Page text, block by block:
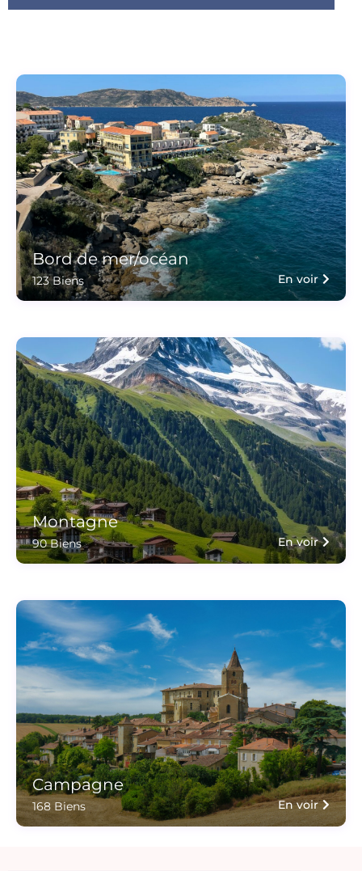
Bord de mer/océan
123 Biens En voir
Montagne
90 Biens En voir
Campagne
168 Biens En voir